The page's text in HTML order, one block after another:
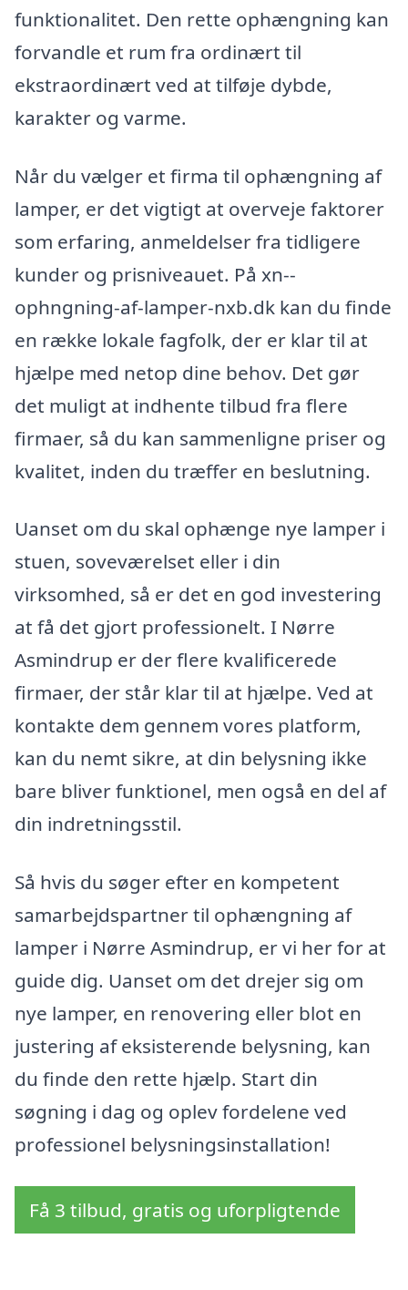
funktionalitet. Den rette ophængning kan
forvandle et rum fra ordinært til
ekstraordinært ved at tilføje dybde,
karakter og varme.
Når du vælger et firma til ophængning af
lamper, er det vigtigt at overveje faktorer
som erfaring, anmeldelser fra tidligere
kunder og prisniveauet. På xn--
ophngning-af-lamper-nxb.dk kan du finde
en række lokale fagfolk, der er klar til at
hjælpe med netop dine behov. Det gør
det muligt at indhente tilbud fra flere
firmaer, så du kan sammenligne priser og
kvalitet, inden du træffer en beslutning.
Uanset om du skal ophænge nye lamper i
stuen, soveværelset eller i din
virksomhed, så er det en god investering
at få det gjort professionelt. I Nørre
Asmindrup er der flere kvalificerede
firmaer, der står klar til at hjælpe. Ved at
kontakte dem gennem vores platform,
kan du nemt sikre, at din belysning ikke
bare bliver funktionel, men også en del af
din indretningsstil.
Så hvis du søger efter en kompetent
samarbejdspartner til ophængning af
lamper i Nørre Asmindrup, er vi her for at
guide dig. Uanset om det drejer sig om
nye lamper, en renovering eller blot en
justering af eksisterende belysning, kan
du finde den rette hjælp. Start din
søgning i dag og oplev fordelene ved
professionel belysningsinstallation!
Få 3 tilbud, gratis og uforpligtende